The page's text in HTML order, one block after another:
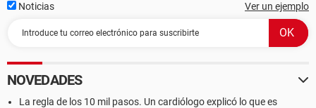
Noticias Ver un ejemplo
NOVEDADES
La regla de los 10 mil pasos. Un cardiólogo explicó lo que es